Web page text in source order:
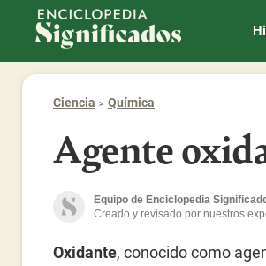
Enciclopedia Significados
Ciencia Química
Agente
Equipo de Enciclopedia
Creado y revisado por nuestros
Oxidante, conocido como